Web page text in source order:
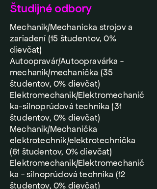
Študijné odbory
Mechanik/Mechanicka strojov a
zariadení (15 študentov, 0%
dievčat)
Autoopravár/Autoopravárka -
mechanik/mechanička (35
študentov, 0% dievčat)
Elektromechanik/Elektromechanič
ka-silnoprúdová technika (31
študentov, 0% dievčat)
Mechanik/Mechanička
elektrotechnik/elektrotechnička
(61 študentov, 0% dievčat)
Elektromechanik/Elektromechanič
ka - silnoprúdová technika (12
študentov, 0% dievčat)